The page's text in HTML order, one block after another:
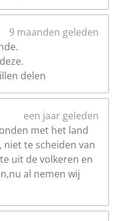
9 maanden geleden
delen
een jaar geleden
met het land
niet te scheiden van
uit de volkeren en
al nemen wij